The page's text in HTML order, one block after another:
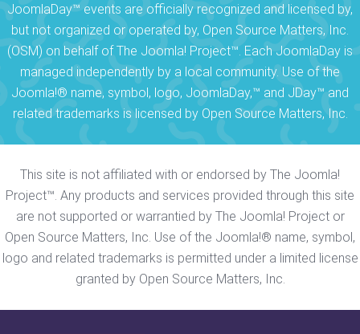
JoomlaDay™ events are officially recognized and licensed by,
but not organized or operated by, Open Source Matters, Inc.
(OSM) on behalf of The Joomla! Project™. Each JoomlaDay is
managed independently by a local community. Use of the
Joomla!® name, symbol, logo, JoomlaDay,™ and JDay™ and
related trademarks is licensed by Open Source Matters, Inc.
This site is not affiliated with or endorsed by The Joomla!
Project™. Any products and services provided through this site
are not supported or warrantied by The Joomla! Project or
Open Source Matters, Inc. Use of the Joomla!® name, symbol,
logo and related trademarks is permitted under a limited license
granted by Open Source Matters, Inc.